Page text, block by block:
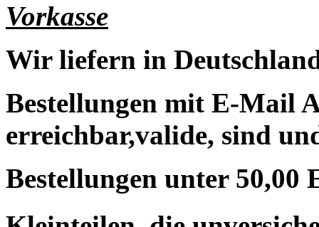
Vorkasse
Wir liefern in
Bestellungen mit E-Mail
erreichbar,valide, sind
Bestellungen unter 50,00